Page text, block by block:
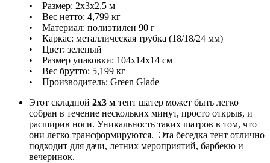
• Размер: 2х3х2,5 м
• Вес нетто: 4,799 кг
• Материал: полиэтилен 90 г
• Каркас: металлическая трубка (18/18/24 мм)
• Цвет: зеленый
• Размер упаковки: 104х14х14 см
• Вес брутто: 5,199 кг
• Производитель: Green Glade
Этот складной 2х3 м тент шатер может быть легко
собран в течение нескольких минут, просто открыв, и
расширив ноги. Уникальность таких шатров в том, что
они легко трансформируются. Эта беседка тент отлично
подходит для дачи, летних мероприятий, барбекю и
вечеринок.